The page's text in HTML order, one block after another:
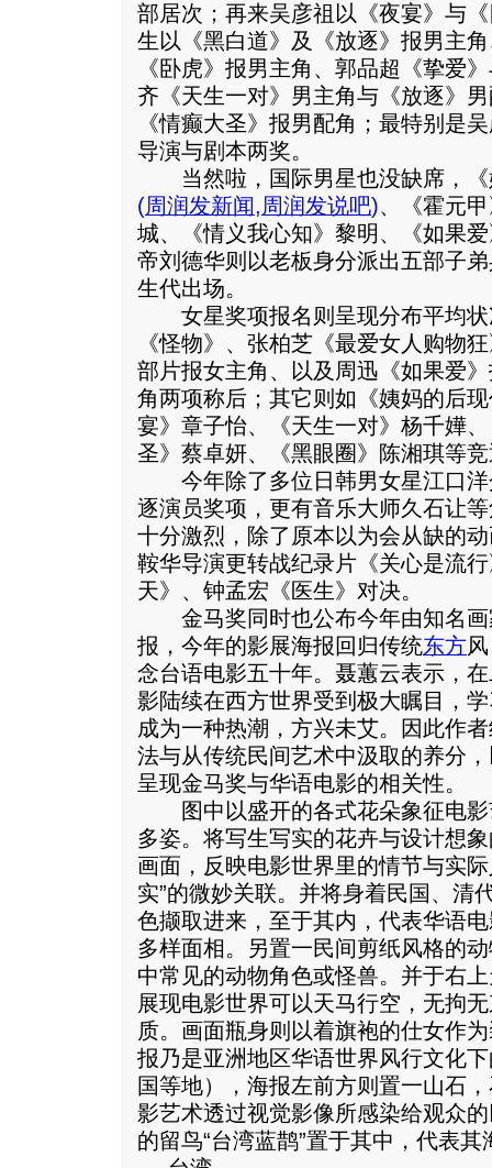
部居次；再来吴彦祖以《夜宴》与
生以《黑白道》及《放逐》报男主
《卧虎》报男主角、郭品超《挚爱
齐《天生一对》男主角与《放逐》
《情癫大圣》报男配角；最特别是
导演与剧本两奖。
当然啦，国际男星也没缺席，《
(周润发新闻,周润发说吧)、《霍元
城、《情义我心知》黎明、《如果
帝刘德华则以老板身分派出五部子
生代出场。
女星奖项报名则呈现分布平均状
《怪物》、张柏芝《最爱女人购物
部片报女主角、以及周迅《如果爱
角两项称后；其它则如《姨妈的后
宴》章子怡、《天生一对》杨千嬅
圣》蔡卓妍、《黑眼圈》陈湘琪等
今年除了多位日韩男女星江口洋
逐演员奖项，更有音乐大师久石让
十分激烈，除了原本以为会从缺的
鞍华导演更转战纪录片《关心是流
天》、钟孟宏《医生》对决。
金马奖同时也公布今年由知名画
报，今年的影展海报回归传统东方
念台语电影五十年。聂蕙云表示，
影陆续在西方世界受到极大瞩目，
成为一种热潮，方兴未艾。因此作
法与从传统民间艺术中汲取的养分
呈现金马奖与华语电影的相关性。
图中以盛开的各式花朵象征电影
多姿。将写生写实的花卉与设计想
画面，反映电影世界里的情节与实
实”的微妙关联。并将身着民国、清
色撷取进来，至于其内，代表华语
多样面相。另置一民间剪纸风格的
中常见的动物角色或怪兽。并于右
展现电影世界可以天马行空，无拘
质。画面瓶身则以着旗袍的仕女作
报乃是亚洲地区华语世界风行文化
国等地），海报左前方则置一山石
影艺术透过视觉影像所感染给观众
的留鸟“台湾蓝鹊”置于其中，代表